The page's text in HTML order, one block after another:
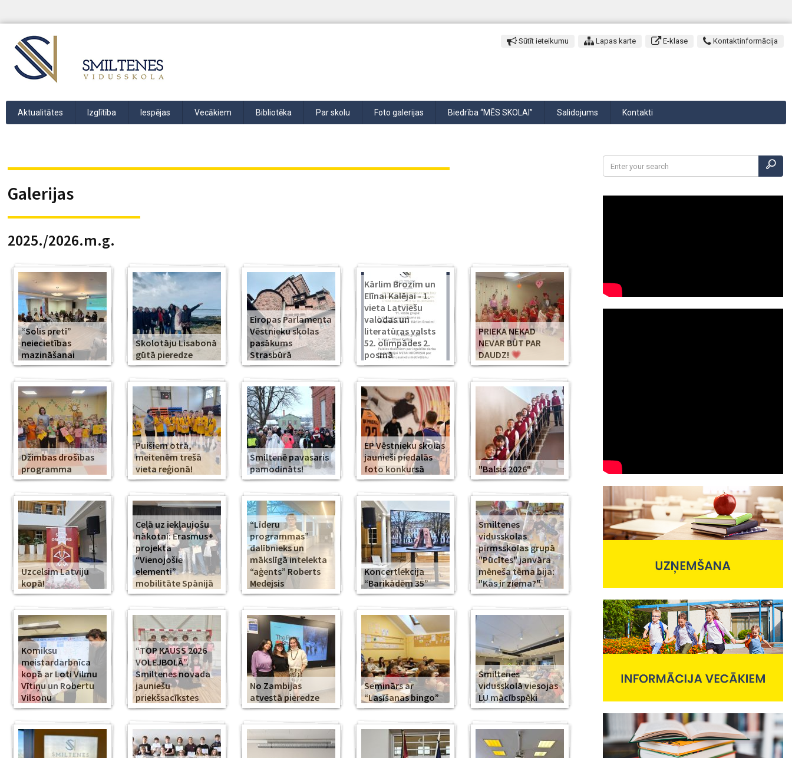
Sūtīt ieteikumu Lapas karte E-klase Kontaktinformācija
Aktualitātes Izglītība Iespējas Vecākiem Bibliotēka Par skolu Foto galerijas Biedrība “MĒS SKOLAI” Salidojums Kontakti
Galerijas
2025./2026.m.g.
“Solis pretī”
neiecietības
mazināšanai
Skolotāju Lisabonā
gūtā pieredze
Eiropas Parlamenta
Vēstnieku skolas
pasākums
Strasbūrā
Kārlim Brozim un
Elīnai Kalējai - 1.
vieta Latviešu
valodas un
literatūras valsts
52. olimpādes 2.
posmā
PRIEKA NEKAD
NEVAR BŪT PAR
DAUDZ!
Džimbas drošības
programma
Puišiem otrā,
meitenēm trešā
vieta reģionā!
Smiltenē pavasaris
pamodināts!
EP Vēstnieku skolas
jaunieši piedalās
foto konkursā
"Balsis 2026"
Uzcelsim Latviju
kopā!
Ceļā uz iekļaujošu
nākotni: Erasmus+
projekta
“Vienojošie
elementi”
mobilitāte Spānijā
“Līderu
programmas”
dalībnieks un
mākslīgā intelekta
“aģents” Roberts
Medejsis
Koncertlekcija
“Barikādēm 35”
Smiltenes
vidusskolas
pirmsskolas grupā
"Pūcītes" janvāra
mēneša tēma bija:
"Kas ir ziema?".
Komiksu
meistardarbnīca
kopā ar Loti Vilmu
Vītiņu un Robertu
Vilsonu
“TOP KAUSS 2026
VOLEJBOLĀ”.
Smiltenes novada
jauniešu
priekšsacīkstes
No Zambijas
atvestā pieredze
Seminārs ar
“Lasīšanas bingo”
Smiltenes
vidusskolā viesojas
LU mācībspēki